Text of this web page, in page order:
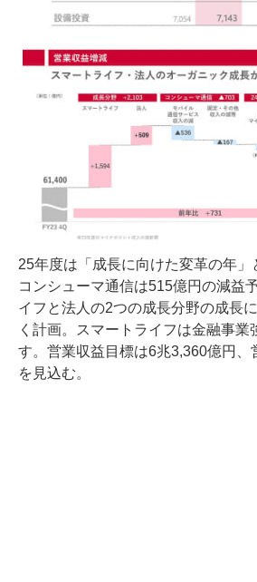
25年度は「成長に向けた変革の年」
コンシューマ通信は515億円の減益
イフと法人の2つの成長分野の成長
く計画。スマートライフは金融事業
す。営業収益目標は6兆3,360億円、
を見込む。